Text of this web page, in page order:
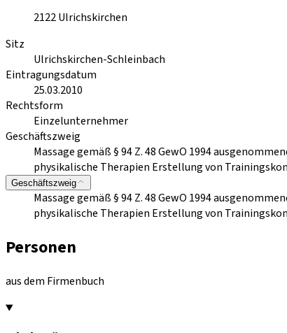
2122Ulrichskirchen
Sitz
Ulrichskirchen-Schleinbach
Eintragungsdatum
25.03.2010
Rechtsform
Einzelunternehmer
Geschäftszweig
Massage gemäß § 94 Z. 48 GewO 1994
physikalische Therapien Erstellung von
Geschäftszweig
Massage gemäß § 94 Z. 48 GewO 1994
physikalische Therapien Erstellung von
Personen
aus dem Firmenbuch